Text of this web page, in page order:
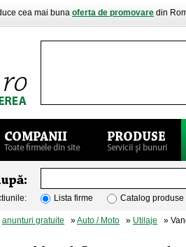
cea mai buna oferta de promovare din
Lista firme Catalog produse
anunturi gratuite »Auto / Moto » Utilaje »